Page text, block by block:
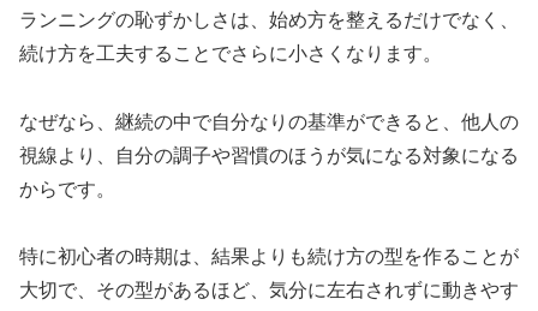
ランニングの恥ずかしさは、始め方を整えるだけでなく、
続け方を工夫することでさらに小さくなります。
なぜなら、継続の中で自分なりの基準ができると、他人の
視線より、自分の調子や習慣のほうが気になる対象になる
からです。
特に初心者の時期は、結果よりも続け方の型を作ることが
大切で、その型があるほど、気分に左右されずに動きやす